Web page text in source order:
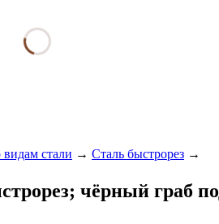
стали → Сталь быстрорез →
чёрный граб